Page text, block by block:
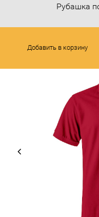
Рубашка
Добавить в корзину